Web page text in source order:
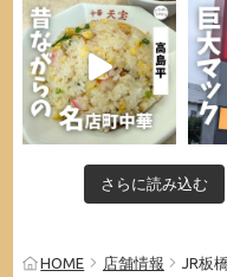
さらに読み込む
HOME 店舗情報
JR板